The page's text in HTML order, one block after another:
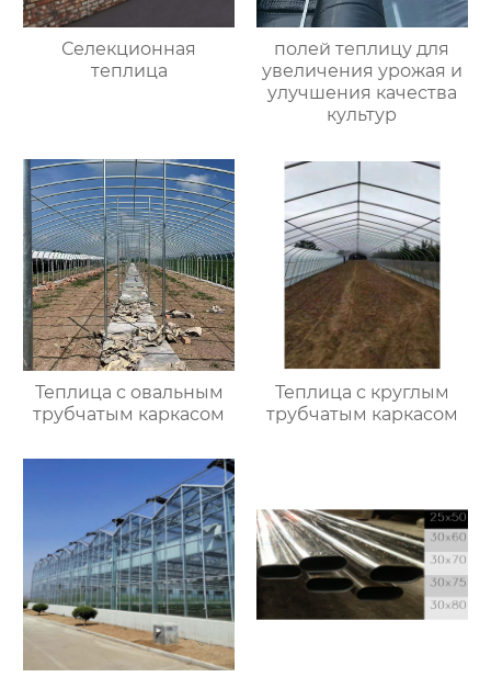
Селекционная
теплица
полей теплицу для
увеличения урожая и
улучшения качества
культур
Теплица с овальным
трубчатым каркасом
Теплица с круглым
трубчатым каркасом